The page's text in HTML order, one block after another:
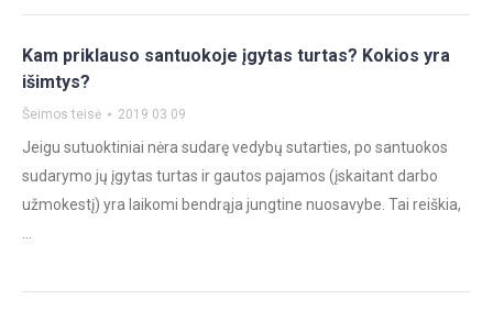
Kam priklauso santuokoje įgytas turtas? Kokios yra
išimtys?
Šeimos teisė 2019 03 09
Jeigu sutuoktiniai nėra sudarę vedybų sutarties, po santuokos
sudarymo jų įgytas turtas ir gautos pajamos (įskaitant darbo
užmokestį) yra laikomi bendrąja jungtine nuosavybe. Tai reiškia,